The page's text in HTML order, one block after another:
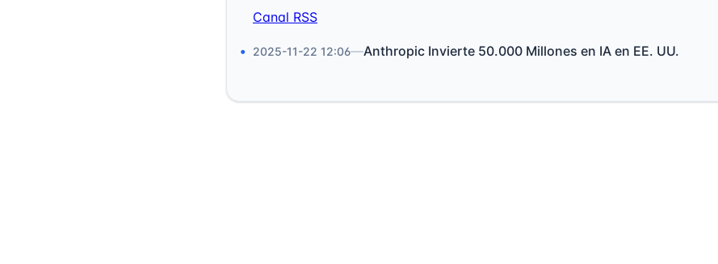
Canal RSS
2025-11-22 12:06—Anthropic Invierte 50.000 Millones en IA en EE. UU.